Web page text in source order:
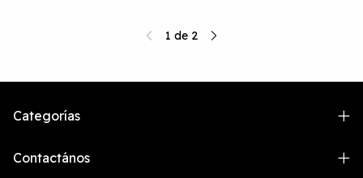
1 de 2
Categorías
Contactános